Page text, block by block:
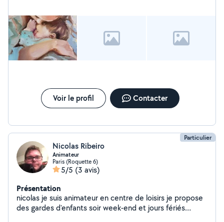
Voir le profil Contacter
Particulier
Nicolas Ribeiro
Animateur
Paris (Roquette 6)
5/5 (3 avis)
Présentation
nicolas je suis animateur en centre de loisirs je propose
des gardes d'enfants soir week-end et jours fériés